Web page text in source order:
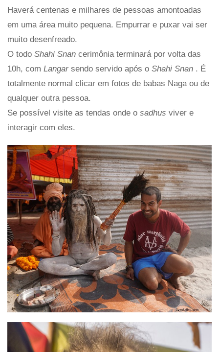
Haverá centenas e milhares de pessoas amontoadas
em uma área muito pequena. Empurrar e puxar vai ser
muito desenfreado.
O todo Shahi Snan cerimônia terminará por volta das
10h, com Langar sendo servido após o Shahi Snan . É
totalmente normal clicar em fotos de babas Naga ou de
qualquer outra pessoa.
Se possível visite as tendas onde o sadhus viver e
interagir com eles.